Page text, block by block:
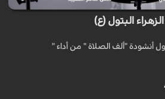
البتول (ع)
أنشودة "ألف الصلاة " من أداء "